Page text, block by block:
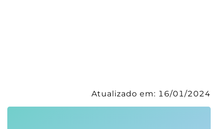
Atualizado em: 16/01/2024